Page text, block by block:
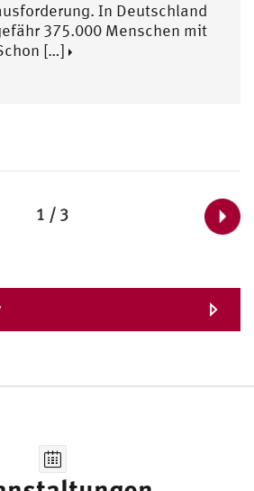
In Deutschland
375.000 Menschen mit
[…]
1 / 3